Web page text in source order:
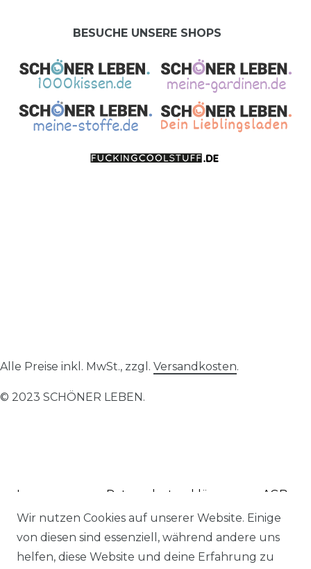
BESUCHE UNSERE SHOPS
Wir nutzen Cookies auf unserer Website. Einige
von diesen sind essenziell, während andere uns
helfen, diese Website und deine Erfahrung zu
Alle Preise inkl. MwSt., zzgl. Versandkosten.
© 2023 SCHÖNER LEBEN.
Impressum Daten­schutz­erklärung AGB